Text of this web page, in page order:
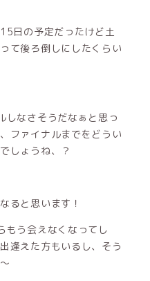
日の予定だったけど土
て後ろ倒しにしたくらい
しなさそうだなぁと思っ
ファイナルまでをどうい
しょうね、？
ると思います！
もう会えなくなってし
逢えた方もいるし、そう